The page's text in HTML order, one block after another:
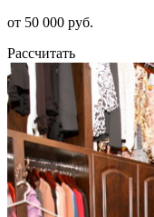
от 50 000 руб.
Рассчитать